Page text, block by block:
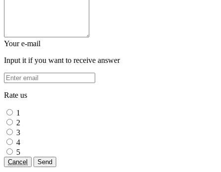
Your e-mail
Input it if you want to receive answer
Rate us
1
2
3
4
5
Cancel Send